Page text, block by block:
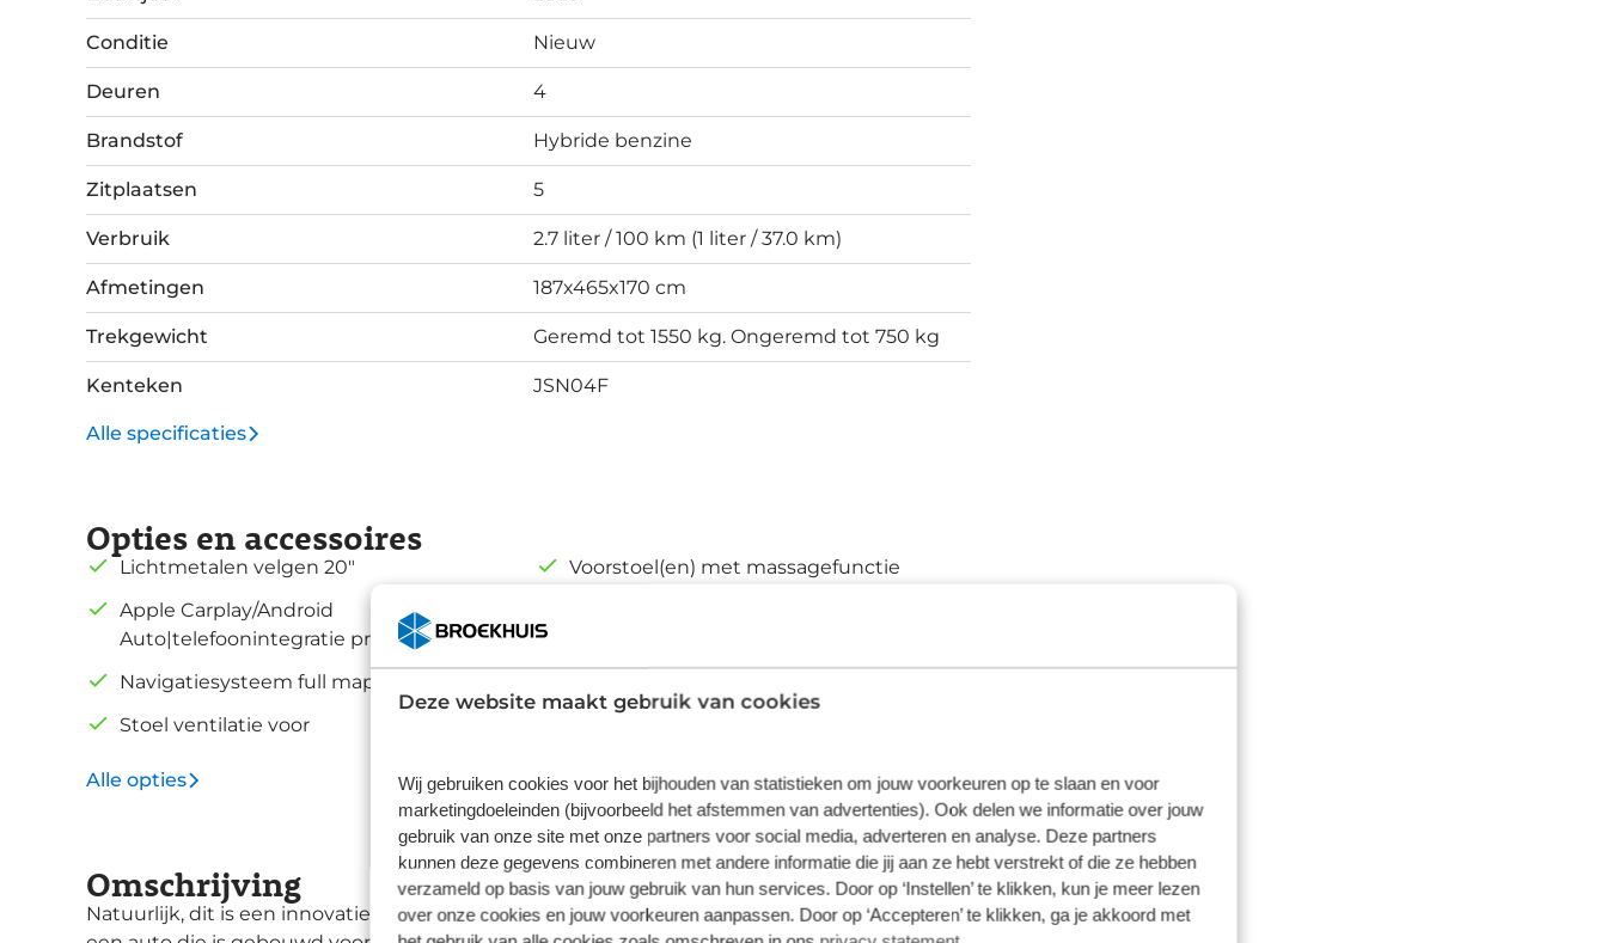
Deze website maakt gebruik van cookies
Wij gebruiken cookies voor het bijhouden van statistieken om jouw voorkeuren op te slaan en voor
marketingdoeleinden (bijvoorbeeld het afstemmen van advertenties). Ook delen we informatie over jouw
gebruik van onze site met onze partners voor social media, adverteren en analyse. Deze partners
kunnen deze gegevens combineren met andere informatie die jij aan ze hebt verstrekt of die ze hebben
verzameld op basis van jouw gebruik van hun services. Door op ‘Instellen’ te klikken, kun je meer lezen
over onze cookies en jouw voorkeuren aanpassen. Door op ‘Accepteren’ te klikken, ga je akkoord met
Conditie Nieuw
Deuren 4
Brandstof Hybride benzine
Zitplaatsen 5
Verbruik 2.7 liter / 100 km (1 liter / 37.0 km)
Afmetingen 187x465x170 cm
Trekgewicht Geremd tot 1550 kg. Ongeremd tot 750 kg
Kenteken JSN04F
Alle specificaties
Opties en accessoires
Lichtmetalen velgen 20"
Apple Carplay/Android
Auto|telefoonintegratie premium
Navigatiesysteem full map
Stoel ventilatie voor
Voorstoel(en) met massagefunctie
Alle opties
Omschrijving
Natuurlijk, dit is een innovatieve auto met zijn hybridetechniek. Maar het is bovendien ook